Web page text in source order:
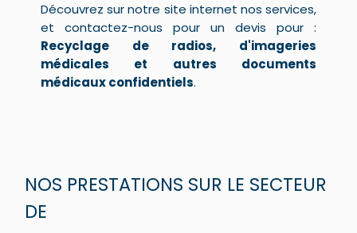
Découvrez sur notre site internet nos services,
et contactez-nous pour un devis pour :
Recyclage de radios, d'imageries
médicales et autres documents
médicaux confidentiels.
NOS PRESTATIONS SUR LE SECTEUR
DE